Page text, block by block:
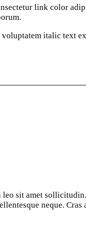
link color
italic text
sit amet
neque.